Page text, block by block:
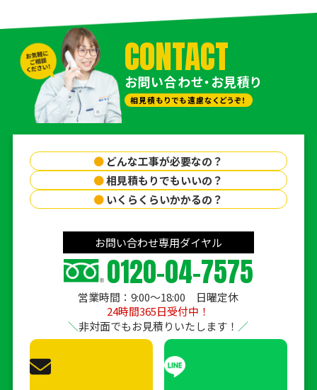
CONTACT
お問い合わせ・お見積り
相見積もりでも遠慮なくどうぞ！
● どんな工事が必要なの？
●相見積もりでもいいの？
● いくらくらいかかるの？
お問い合わせ専用ダイヤル
0120-04-7575
営業時間：9:00〜18:00 日曜定休
24時間365日受付中！
非対面でもお見積りいたします！